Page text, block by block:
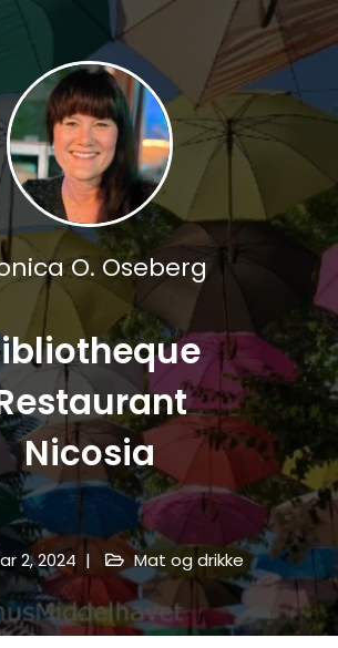
O. Oseberg
Nicosia
2, 2024 Mat og drikke